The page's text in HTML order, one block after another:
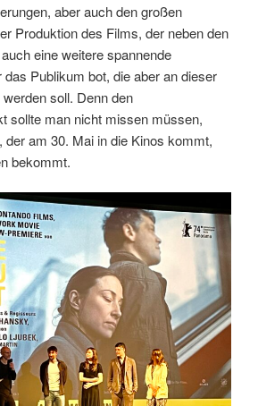
aber auch den großen
Produktion des Films, der neben den
eine weitere spannende
Publikum bot, die aber an dieser
soll. Denn den
sollte man nicht missen müssen,
der am 30. Mai in die Kinos kommt,
bekommt.